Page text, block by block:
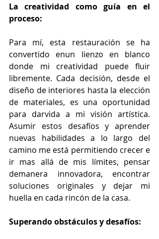
La creatividad como guía en el
proceso:
Para mí, esta restauración se ha
convertido enun lienzo en blanco
donde mi creatividad puede fluir
libremente. Cada decisión, desde el
diseño de interiores hasta la elección
de materiales, es una oportunidad
para darvida a mi visión artística.
Asumir estos desafíos y aprender
nuevas habilidades a lo largo del
camino me está permitiendo crecer e
ir mas allá de mis límites, pensar
demanera innovadora, encontrar
soluciones originales y dejar mi
huella en cada rincón de la casa.
Superando obstáculos y desafíos: